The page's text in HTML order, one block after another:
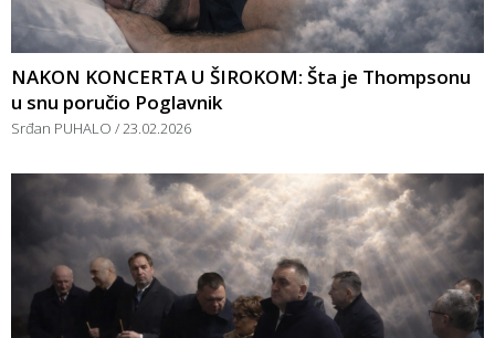
NAKON KONCERTA U ŠIROKOM: Šta je Thompsonu
u snu poručio Poglavnik
Srđan PUHALO 23.02.2026